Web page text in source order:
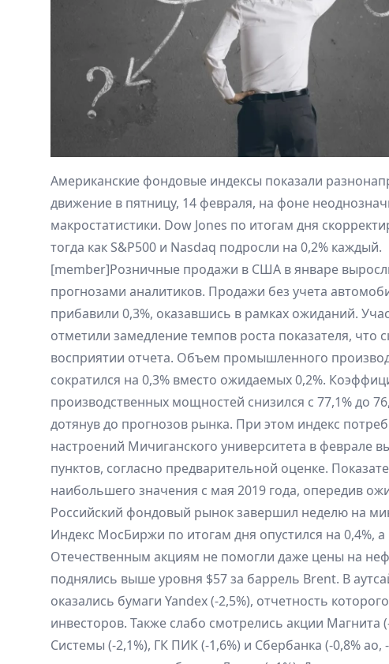
Американские фондовые индексы показали
движение в пятницу, 14 февраля, на фоне
макростатистики. Dow Jones по итогам дня
тогда как S&P500 и Nasdaq подросли на 0,2% каждый.
[member]Розничные продажи в США в январе
прогнозами аналитиков. Продажи без учета
прибавили 0,3%, оказавшись в рамках ожиданий.
отметили замедление темпов роста показателя, что
восприятии отчета. Объем промышленного
сократился на 0,3% вместо ожидаемых 0,2%.
производственных мощностей снизился с 77,1% до
дотянув до прогнозов рынка. При этом индекс
настроений Мичиганского университета в феврале
пунктов, согласно предварительной оценке.
наибольшего значения с мая 2019 года, опередив
Российский фондовый рынок завершил неделю на
Индекс МосБиржи по итогам дня опустился на 0,4%, а
Отечественным акциям не помогли даже цены на
поднялись выше уровня $57 за баррель Brent. В
оказались бумаги Yandex (-2,5%), отчетность
инвесторов. Также слабо смотрелись акции Магнита
Системы (-2,1%), ГК ПИК (-1,6%) и Сбербанка (-0,8% ао,